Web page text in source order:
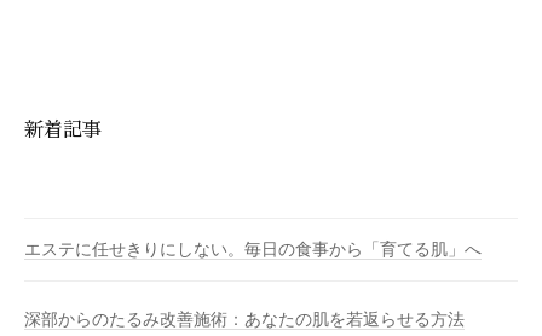
新着記事
エステに任せきりにしない。毎日の食事から「育てる肌」へ
深部からのたるみ改善施術：あなたの肌を若返らせる方法